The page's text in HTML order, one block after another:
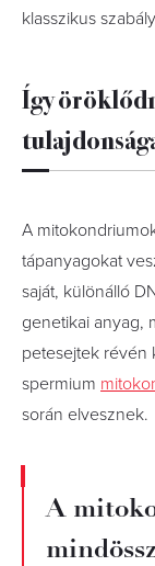
klasszikus
Így
A
tápanyagokat
saját, különálló
genetikai anyag,
petesejtek révén
spermium
során elvesznek.
A